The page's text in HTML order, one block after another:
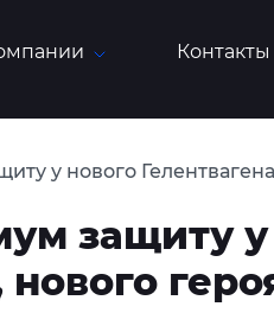
Контакты
у нового
защиту у